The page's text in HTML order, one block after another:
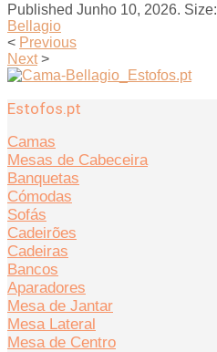
Published Junho 10, 2026. Size:
Bellagio
< Previous
Next >
Estofos.pt
Camas
Mesas de Cabeceira
Banquetas
Cómodas
Sofás
Cadeirões
Cadeiras
Bancos
Aparadores
Mesa de Jantar
Mesa Lateral
Mesa de Centro